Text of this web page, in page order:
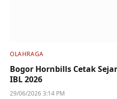
OLAHRAGA
Bogor Hornbills Cetak
IBL 2026
29/06/2026 3:14 PM